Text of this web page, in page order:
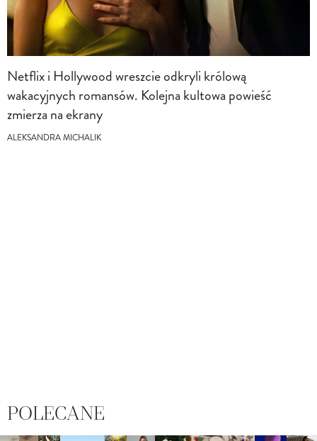
Netflix i Hollywood wreszcie odkryli królową
wakacyjnych romansów. Kolejna kultowa powieść
zmierza na ekrany
ALEKSANDRA MICHALIK
POLECANE